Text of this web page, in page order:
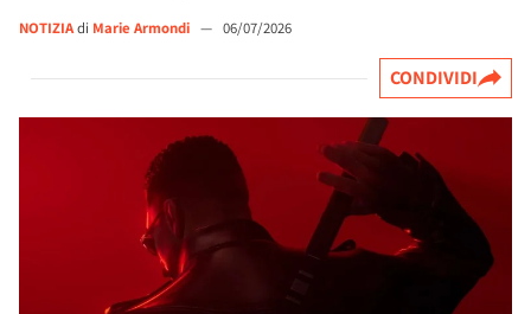
NOTIZIAdi Marie Armondi — 06/07/2026
CONDIVIDI